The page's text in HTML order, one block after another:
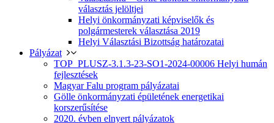
választás jelöltjei
Helyi önkormányzati képviselők és
polgármesterek választása 2019
Helyi Választási Bizottság határozatai
Pályázat
TOP_PLUSZ-3.1.3-23-SO1-2024-00006 Helyi humán
fejlesztések
Magyar Falu program pályázatai
Gölle önkormányzati épületének energetikai
korszerűsítése
2020. évben elnyert pályázatok